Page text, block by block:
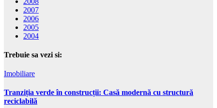
2007
2006
2005
2004
Trebuie sa vezi si:
Imobiliare
Tranziția verde în construcții: Casă modernă cu structură
reciclabilă